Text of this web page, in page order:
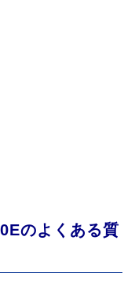
のよくある質